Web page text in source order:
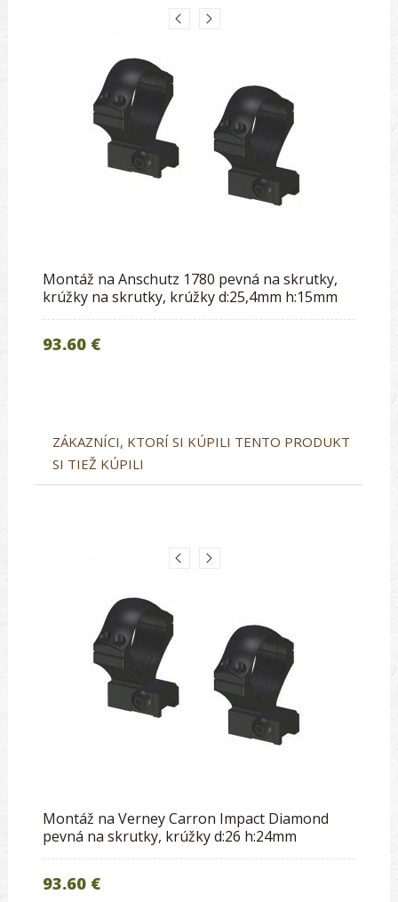
Montáž na Anschutz 1780 pevná na skrutky,
krúžky na skrutky, krúžky d:25,4mm h:15mm
93.60 €
ZÁKAZNÍCI, KTORÍ SI KÚPILI TENTO PRODUKT
SI TIEŽ KÚPILI
Montáž na Verney Carron Impact Diamond
pevná na skrutky, krúžky d:26 h:24mm
93.60 €